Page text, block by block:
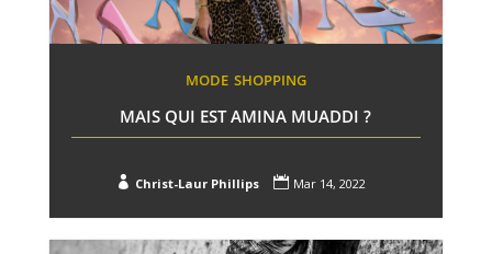
MODE SHOPPING
MAIS QUI EST AMINA MUADDI ?
 Christ-Laur Phillips  Mar 14, 2022